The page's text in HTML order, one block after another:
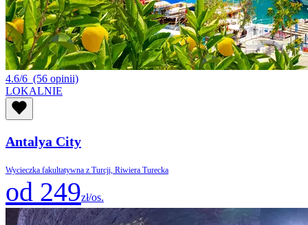
4.6/6 (56 opinii)
LOKALNIE
Antalya City
Wycieczka fakultatywna z Turcji, Riwiera Turecka
od 249zł/os.